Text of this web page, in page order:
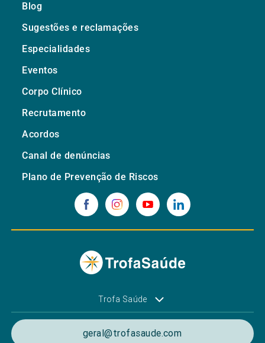
Blog
Sugestões e reclamações
Especialidades
Eventos
Corpo Clínico
Recrutamento
Acordos
Canal de denúncias
Plano de Prevenção de Riscos
Trofa Saúde
geral@trofasaude.com